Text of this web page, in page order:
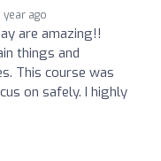
year ago
are amazing!!
things and
This course was
on safely. I highly